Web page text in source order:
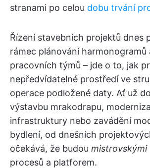
stranami po celou dobu trvání
Řízení stavebních projektů dnes
rámec plánování harmonogramů
pracovních týmů – jde o to, jak
nepředvídatelné prostředí ve
operace podložené daty. Ať už
výstavbu mrakodrapu,
infrastruktury nebo zavádění
bydlení, od dnešních
očekává, že budou
procesů a platforem.